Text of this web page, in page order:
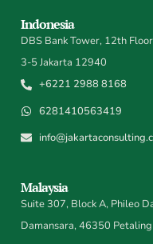
Indonesia
DBS Bank Tower, 12th
3-5 Jakarta 12940
+6221 2988 8168
6281410563419
Malaysia
Suite 307, Block A, Phileo
Damansara, 46350